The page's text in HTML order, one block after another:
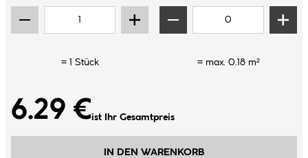
= 1 Stück = max. 0.18m²
6.29 €ist Ihr Gesamtpreis
IN DEN WARENKORB